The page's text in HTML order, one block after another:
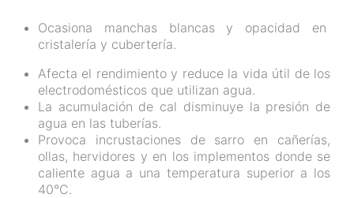
Ocasiona manchas blancas y opacidad en
cristalería y cubertería.
Afecta el rendimiento y reduce la vida útil de los
electrodomésticos que utilizan agua.
La acumulación de cal disminuye la presión de
agua en las tuberías.
Provoca incrustaciones de sarro en cañerías,
ollas, hervidores y en los implementos donde se
caliente agua a una temperatura superior a los
40°C.